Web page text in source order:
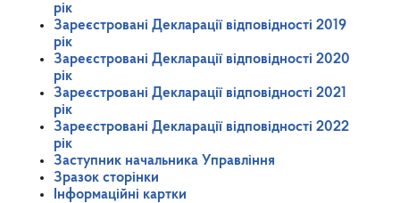
рік
Зареєстровані Декларації відповідності 2019
рік
Зареєстровані Декларації відповідності 2020
рік
Зареєстровані Декларації відповідності 2021
рік
Зареєстровані Декларації відповідності 2022
рік
Заступник начальника Управління
Зразок сторінки
Інформаційні картки